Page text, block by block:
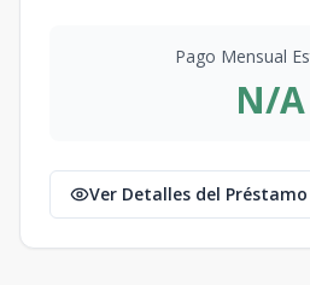
Pago Mensual
N/A
Ver Detalles del Préstamo